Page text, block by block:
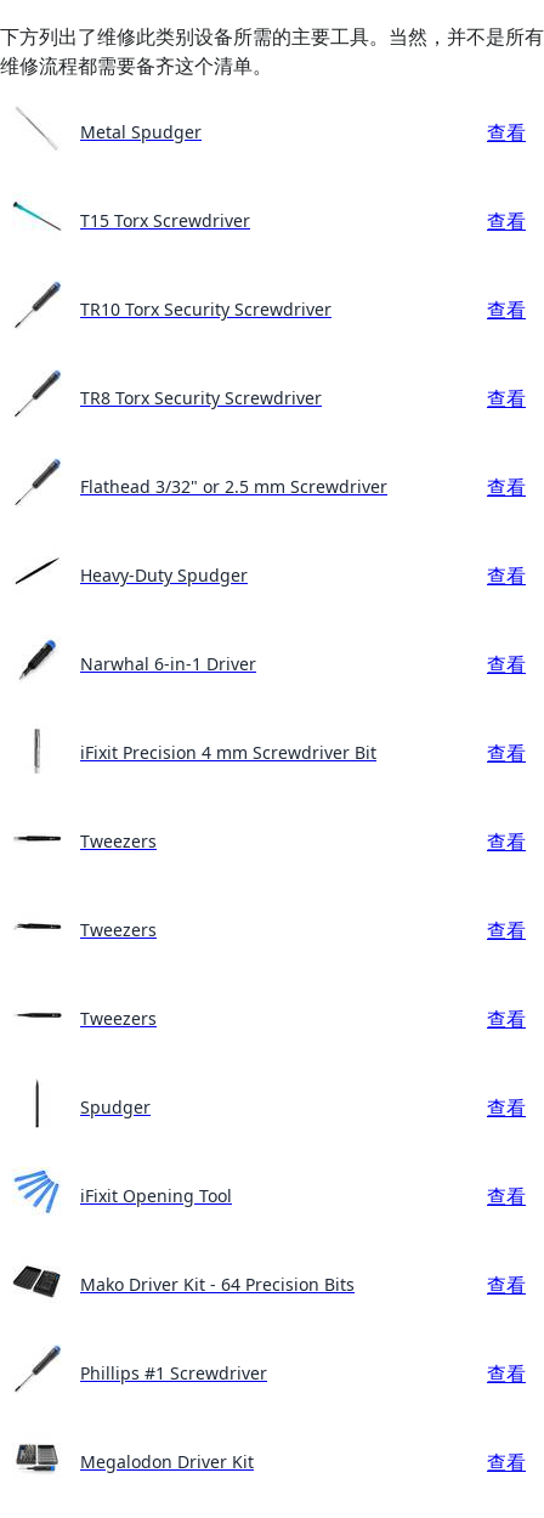
下方列出了维修此类别设备所需的主要工具。当然，并不是所有
维修流程都需要备齐这个清单。
Metal Spudger 查看
T15 Torx Screwdriver 查看
TR10 Torx Security Screwdriver 查看
TR8 Torx Security Screwdriver 查看
Flathead 3/32" or 2.5 mm Screwdriver 查看
Heavy-Duty Spudger 查看
Narwhal 6-in-1 Driver 查看
iFixit Precision 4 mm Screwdriver Bit 查看
Tweezers 查看
Tweezers 查看
Tweezers 查看
Spudger 查看
iFixit Opening Tool 查看
Mako Driver Kit - 64 Precision Bits 查看
Phillips #1 Screwdriver 查看
Megalodon Driver Kit 查看